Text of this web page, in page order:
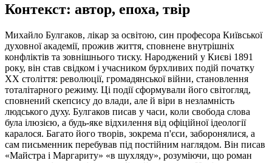
Контекст: автор, епоха, твір
Михайло Булгаков, лікар за освітою, син професора Київської
духовної академії, прожив життя, сповнене внутрішніх
конфліктів та зовнішнього тиску. Народжений у Києві 1891
року, він став свідком і учасником бурхливих подій початку
XX століття: революції, громадянської війни, становлення
тоталітарного режиму. Ці події сформували його світогляд,
сповнений скепсису до влади, але й віри в незламність
людського духу. Булгаков писав у часи, коли свобода слова
була ілюзією, а будь-яке відхилення від офіційної ідеології
каралося. Багато його творів, зокрема п'єси, заборонялися, а
сам письменник перебував під постійним наглядом. Він писав
«Майстра і Маргариту» «в шухляду», розуміючи, що роман